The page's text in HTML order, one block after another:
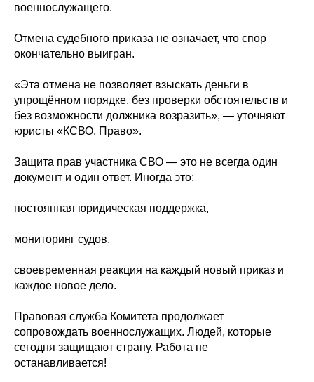
военнослужащего.
Отмена судебного приказа не означает, что спор
окончательно выигран.
«Эта отмена не позволяет взыскать деньги в
упрощённом порядке, без проверки обстоятельств и
без возможности должника возразить», — уточняют
юристы «КСВО. Право».
Защита прав участника СВО — это не всегда один
документ и один ответ. Иногда это:
постоянная юридическая поддержка,
мониторинг судов,
своевременная реакция на каждый новый приказ и
каждое новое дело.
Правовая служба Комитета продолжает
сопровождать военнослужащих. Людей, которые
сегодня защищают страну. Работа не
останавливается!